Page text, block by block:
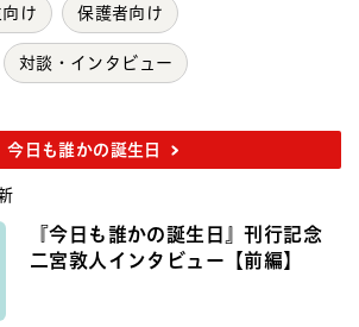
向け 保護者向け
対談・インタビュー
今日も誰かの誕生日
『今日も誰かの誕生日』刊行記念
二宮敦人インタビュー【前編】